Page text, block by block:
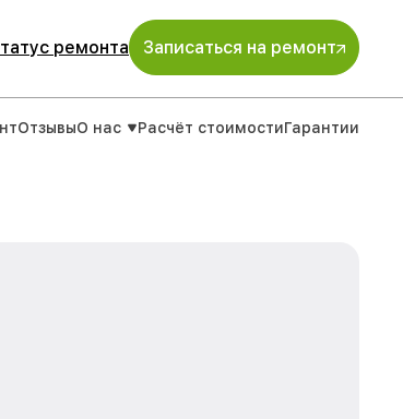
ремонта Записаться на ремонт
ОтзывыО нас Расчёт стоимостиГарантии